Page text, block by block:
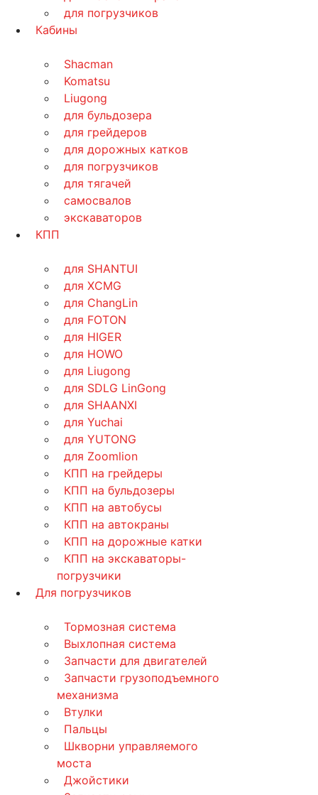
для погрузчиков
Кабины
Shacman
Komatsu
Liugong
для бульдозера
для грейдеров
для дорожных катков
для погрузчиков
для тягачей
самосвалов
экскаваторов
КПП
для SHANTUI
для XCMG
для ChangLin
для FOTON
для HIGER
для HOWO
для Liugong
для SDLG LinGong
для SHAANXI
для Yuchai
для YUTONG
для Zoomlion
КПП на грейдеры
КПП на бульдозеры
КПП на автобусы
КПП на автокраны
КПП на дорожные катки
КПП на экскаваторы-
погрузчики
Для погрузчиков
Тормозная система
Выхлопная система
Запчасти для двигателей
Запчасти грузоподъемного
механизма
Втулки
Пальцы
Шкворни управляемого
моста
Джойстики